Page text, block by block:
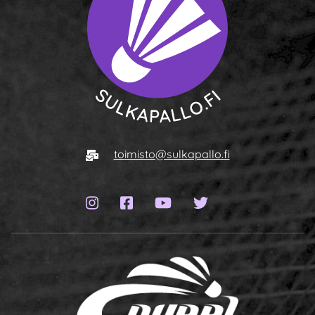
E-mailtoimisto@sulkapallo.fi
Instagram page
Facebook page
YouTube channel
Twitter page